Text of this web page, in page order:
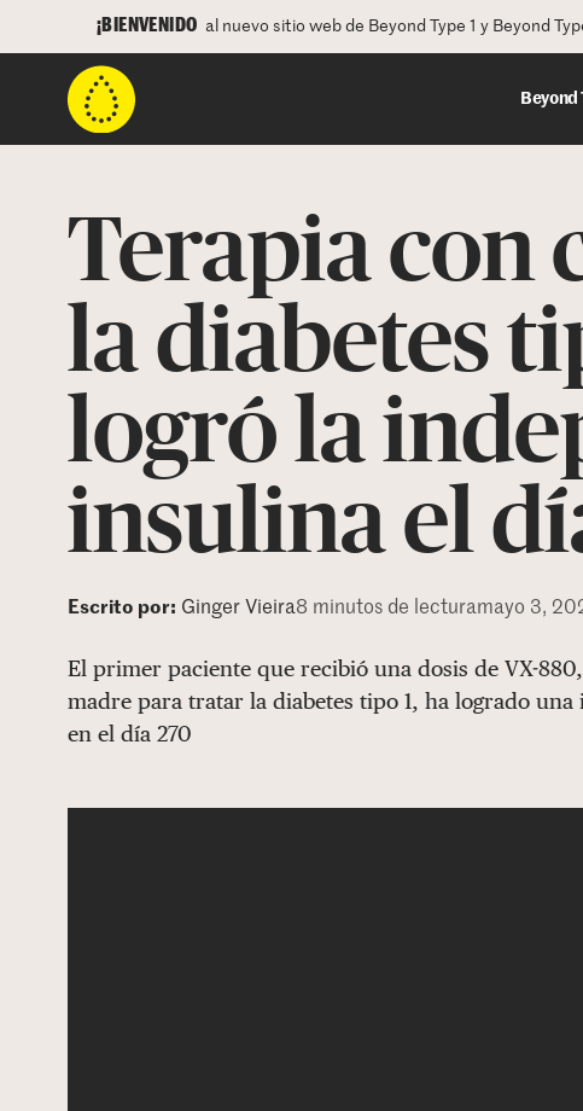
¡BIENVENIDO al nuevo sitio web de Beyond Type 1 y Beyond
Beyond
Terapia con
la diabetes
logró la
insulina el
Escrito por: Ginger Vieira8 minutos de lecturamayo 3,
El primer paciente que recibió una dosis de VX-
madre para tratar la diabetes tipo 1, ha logrado
en el día 270